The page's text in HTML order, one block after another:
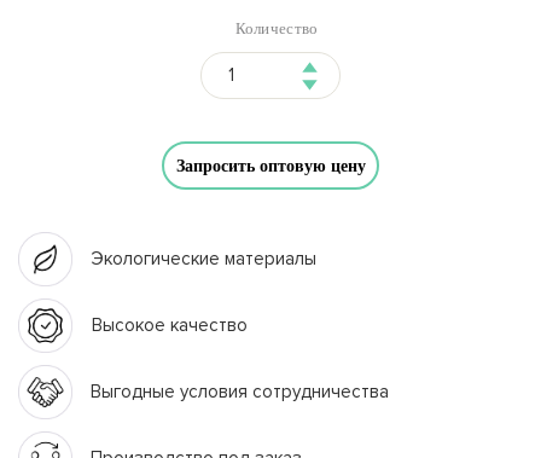
Количество
Запросить оптовую цену
Экологические материалы
Высокое качество
Выгодные условия сотрудничества